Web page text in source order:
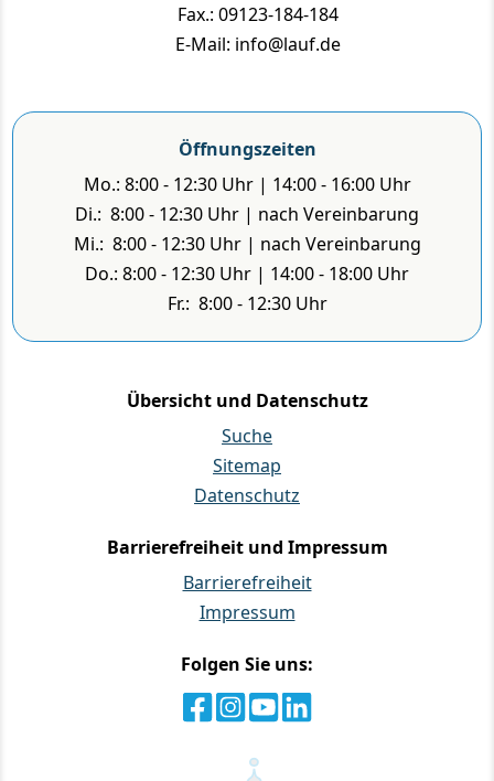
Fax.: 09123-184-184
E-Mail: info@lauf.de
Öffnungszeiten
Mo.: 8:00 - 12:30 Uhr | 14:00 - 16:00 Uhr
Di.: 8:00 - 12:30 Uhr | nach Vereinbarung
Mi.: 8:00 - 12:30 Uhr | nach Vereinbarung
Do.: 8:00 - 12:30 Uhr | 14:00 - 18:00 Uhr
Fr.: 8:00 - 12:30 Uhr
Übersicht und Datenschutz
Suche
Sitemap
Datenschutz
Barrierefreiheit und Impressum
Barrierefreiheit
Impressum
Folgen Sie uns: